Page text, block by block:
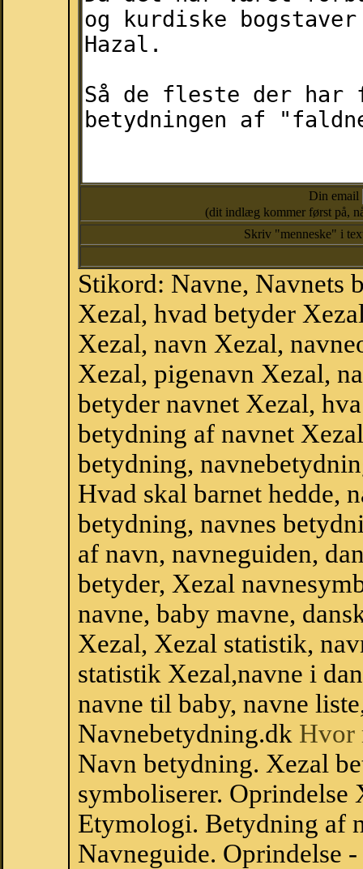
Din email
(dit indlæg kommer først på,
Skriv "menneske" i
Stikord: Navne, Navnets
Xezal, hvad betyder
Xezal, navn Xezal,
Xezal, pigenavn Xezal,
betyder navnet Xezal,
betydning af navnet
betydning,
Hvad skal barnet hedde,
betydning, navnes
af navn, navneguiden,
betyder, Xezal
navne, baby mavne,
Xezal, Xezal statistik,
statistik Xezal,navne i
navne til baby, navne
Navnebetydning.dk Hvor
Navn betydning. Xezal
symboliserer. Oprindelse
Etymologi. Betydning af
Navneguide. Oprindelse